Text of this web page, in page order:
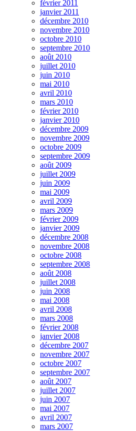
février 2011
janvier 2011
décembre 2010
novembre 2010
octobre 2010
septembre 2010
août 2010
juillet 2010
juin 2010
mai 2010
avril 2010
mars 2010
février 2010
janvier 2010
décembre 2009
novembre 2009
octobre 2009
septembre 2009
août 2009
juillet 2009
juin 2009
mai 2009
avril 2009
mars 2009
février 2009
janvier 2009
décembre 2008
novembre 2008
octobre 2008
septembre 2008
août 2008
juillet 2008
juin 2008
mai 2008
avril 2008
mars 2008
février 2008
janvier 2008
décembre 2007
novembre 2007
octobre 2007
septembre 2007
août 2007
juillet 2007
juin 2007
mai 2007
avril 2007
mars 2007